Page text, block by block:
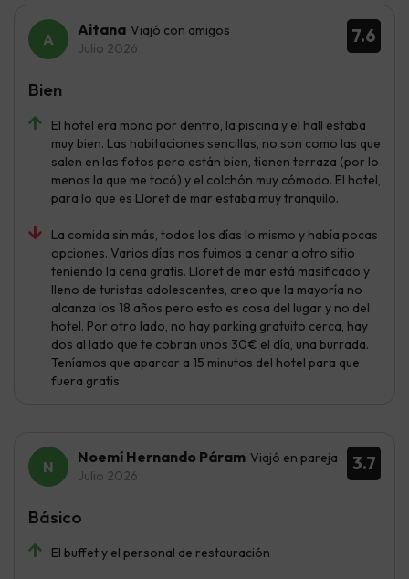
7.6
Aitana Viajó con amigos
Julio 2026
El hotel era mono por dentro, la piscina y el hall estaba
muy bien. Las habitaciones sencillas, no son como las que
salen en las fotos pero están bien, tienen terraza (por lo
menos la que me tocó) y el colchón muy cómodo. El hotel,
para lo que es Lloret de mar estaba muy tranquilo.
La comida sin más, todos los días lo mismo y había pocas
opciones. Varios días nos fuimos a cenar a otro sitio
teniendo la cena gratis. Lloret de mar está masificado y
lleno de turistas adolescentes, creo que la mayoría no
alcanza los 18 años pero esto es cosa del lugar y no del
hotel. Por otro lado, no hay parking gratuito cerca, hay
dos al lado que te cobran unos 30€ el día, una burrada.
Teníamos que aparcar a 15 minutos del hotel para que
fuera gratis.
Bien
3.7
Noemí Hernando Páram Viajó en pareja
Julio 2026
El buffet y el personal de restauración
Básico